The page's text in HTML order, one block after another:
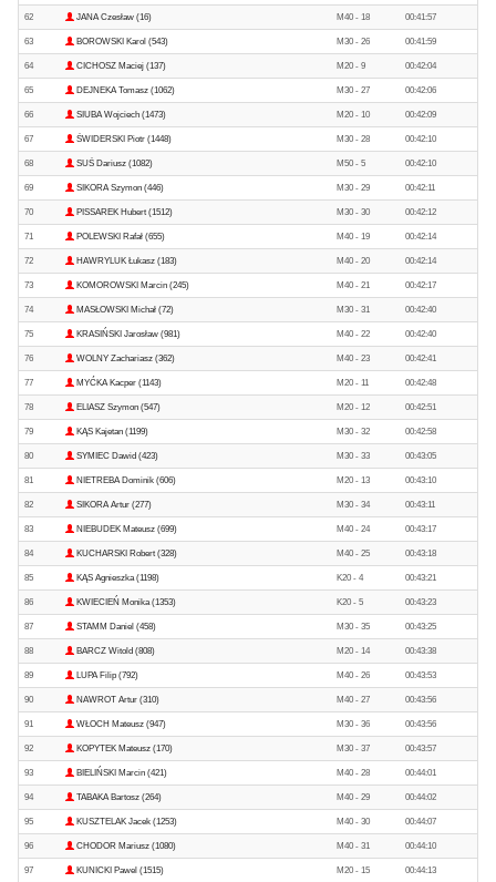
62 JANA Czesław (16) M40 - 18 00:41:57
63 BOROWSKI Karol (543) M30 - 26 00:41:59
64 CICHOSZ Maciej (137) M20 - 9 00:42:04
65 DEJNEKA Tomasz (1062) M30 - 27 00:42:06
66 SIUBA Wojciech (1473) M20 - 10 00:42:09
67 ŚWIDERSKI Piotr (1448) M30 - 28 00:42:10
68 SUŚ Dariusz (1082) M50 - 5 00:42:10
69 SIKORA Szymon (446) M30 - 29 00:42:11
70 PISSAREK Hubert (1512) M30 - 30 00:42:12
71 POLEWSKI Rafał (655) M40 - 19 00:42:14
72 HAWRYLUK Łukasz (183) M40 - 20 00:42:14
73 KOMOROWSKI Marcin (245) M40 - 21 00:42:17
74 MASŁOWSKI Michał (72) M30 - 31 00:42:40
75 KRASIŃSKI Jarosław (981) M40 - 22 00:42:40
76 WOLNY Zachariasz (362) M40 - 23 00:42:41
77 MYĆKA Kacper (1143) M20 - 11 00:42:48
78 ELIASZ Szymon (547) M20 - 12 00:42:51
79 KĄS Kajetan (1199) M30 - 32 00:42:58
80 SYMIEC Dawid (423) M30 - 33 00:43:05
81 NIETREBA Dominik (606) M20 - 13 00:43:10
82 SIKORA Artur (277) M30 - 34 00:43:11
83 NIEBUDEK Mateusz (699) M40 - 24 00:43:17
84 KUCHARSKI Robert (328) M40 - 25 00:43:18
85 KĄS Agnieszka (1198) K20 - 4 00:43:21
86 KWIECIEŃ Monika (1353) K20 - 5 00:43:23
87 STAMM Daniel (458) M30 - 35 00:43:25
88 BARCZ Witold (808) M20 - 14 00:43:38
89 LUPA Filip (792) M40 - 26 00:43:53
90 NAWROT Artur (310) M40 - 27 00:43:56
91 WŁOCH Mateusz (947) M30 - 36 00:43:56
92 KOPYTEK Mateusz (170) M30 - 37 00:43:57
93 BIELIŃSKI Marcin (421) M40 - 28 00:44:01
94 TABAKA Bartosz (264) M40 - 29 00:44:02
95 KUSZTELAK Jacek (1253) M40 - 30 00:44:07
96 CHODOR Mariusz (1080) M40 - 31 00:44:10
97 KUNICKI Pawel (1515) M20 - 15 00:44:13